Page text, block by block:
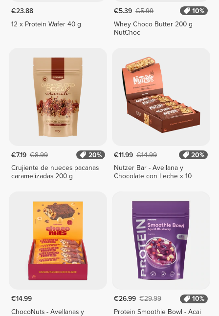
€23.88
12 x Protein Wafer 40 g
€5.39 €5.99
10%
Whey Choco Butter 200 g
NutChoc
€7.19 €8.99
20%
Crujiente de nueces pacanas
caramelizadas 200 g
€11.99 €14.99
20%
Nutzer Bar - Avellana y
Chocolate con Leche x 10
€14.99
ChocoNuts - Avellanas y
€26.99 €29.99
10%
Protein Smoothie Bowl - Acai